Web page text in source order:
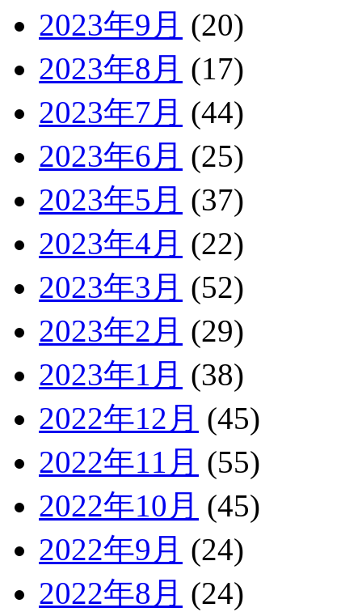
2023年9月 (20)
2023年8月 (17)
2023年7月 (44)
2023年6月 (25)
2023年5月 (37)
2023年4月 (22)
2023年3月 (52)
2023年2月 (29)
2023年1月 (38)
2022年12月 (45)
2022年11月 (55)
2022年10月 (45)
2022年9月 (24)
2022年8月 (24)